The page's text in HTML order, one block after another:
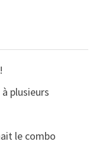
plusieurs
le combo